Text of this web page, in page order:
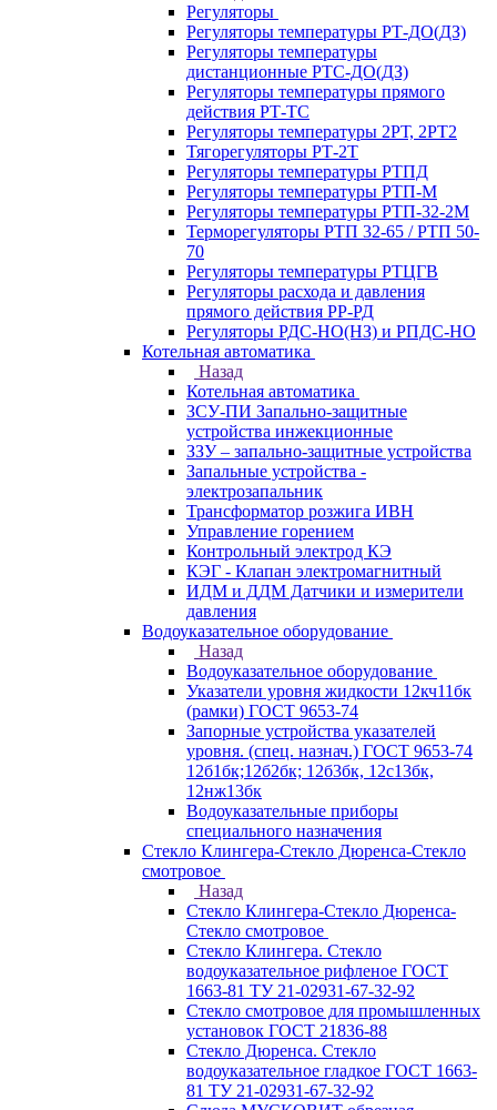
Регуляторы
Регуляторы температуры РТ-ДО(ДЗ)
Регуляторы температуры
дистанционные РТС-ДО(ДЗ)
Регуляторы температуры прямого
действия РТ-ТС
Регуляторы температуры 2РТ, 2РT2
Тягорегуляторы РТ-2Т
Регуляторы температуры РТПД
Регуляторы температуры РТП-M
Регуляторы температуры РТП-32-2М
Терморегуляторы РТП 32-65 / РТП 50-
70
Регуляторы температуры РТЦГВ
Регуляторы расхода и давления
прямого действия РР-РД
Регуляторы РДС-НО(НЗ) и РПДС-НО
Котельная автоматика
Назад
Котельная автоматика
ЗСУ-ПИ Запально-защитные
устройства инжекционные
ЗЗУ – запально-защитные устройства
Запальные устройства -
электрозапальник
Трансформатор розжига ИВН
Управление горением
Контрольный электрод КЭ
КЭГ - Клапан электромагнитный
ИДМ и ДДМ Датчики и измерители
давления
Водоуказательное оборудование
Назад
Водоуказательное оборудование
Указатели уровня жидкости 12кч11бк
(рамки) ГОСТ 9653-74
Запорные устройства указателей
уровня. (спец. назнач.) ГОСТ 9653-74
12б1бк;12б2бк; 12б3бк, 12с13бк,
12нж13бк
Водоуказательные приборы
специального назначения
Стекло Клингера-Стекло Дюренса-Стекло
смотровое
Назад
Стекло Клингера-Стекло Дюренса-
Стекло смотровое
Стекло Клингера. Стекло
водоуказательное рифленое ГОСТ
1663-81 ТУ 21-02931-67-32-92
Стекло смотровое для промышленных
установок ГОСТ 21836-88
Стекло Дюренса. Стекло
водоуказательное гладкое ГОСТ 1663-
81 ТУ 21-02931-67-32-92